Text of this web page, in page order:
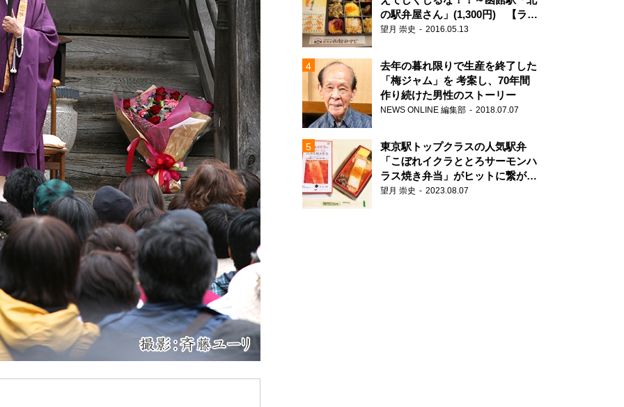
の駅弁屋さん」(1,300円) 【ライ
ター望月の駅弁膝栗毛】
望月 崇史 2016.05.13
去年の暮れ限りで生産を終了した
「梅ジャム」を 考案し、70年間
作り続けた男性のストーリー
NEWS ONLINE 編集部 2018.07.07
東京駅トップクラスの人気駅弁
「こぼれイクラととろサーモンハ
ラス焼き弁当」がヒットに繋がっ
た理由
望月 崇史 2023.08.07